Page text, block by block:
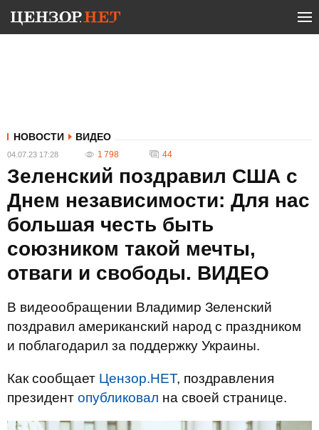
НОВОСТИ ВИДЕО
04.07.23 17:28 1 798 44
Зеленский поздравил США с
Днем независимости: Для нас
большая честь быть
союзником такой мечты,
отваги и свободы. ВИДЕО
В видеообращении Владимир Зеленский
поздравил американский народ с праздником
и поблагодарил за поддержку Украины.
Как сообщает Цензор.НЕТ, поздравления
президент опубликовал на своей странице.